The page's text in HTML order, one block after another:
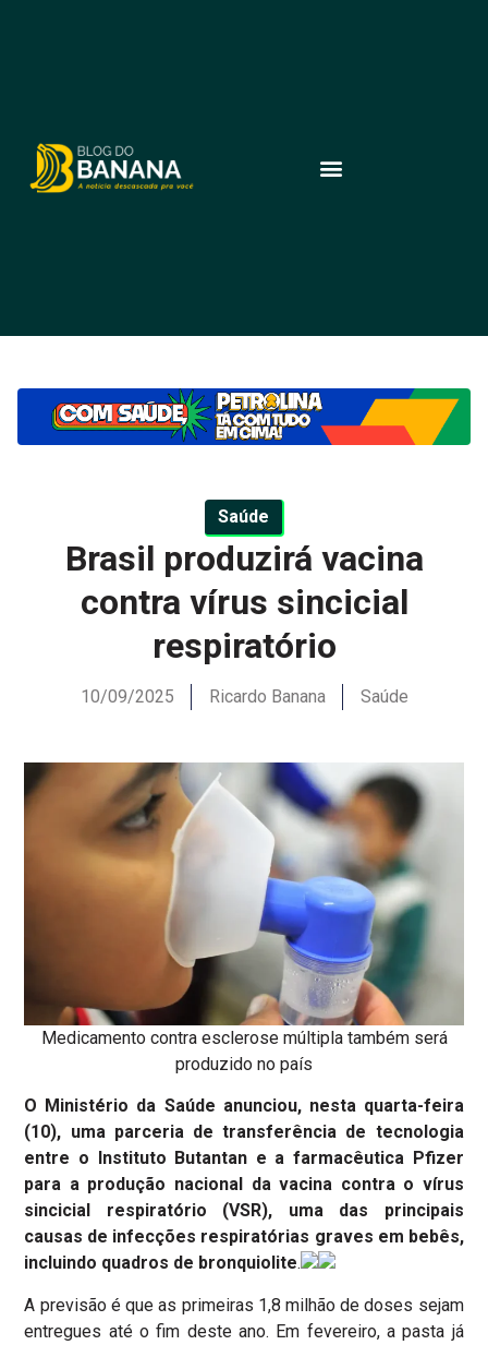
Saúde
Brasil produzirá vacina
contra vírus sincicial
respiratório
10/09/2025 Ricardo Banana Saúde
Medicamento contra esclerose múltipla também será
produzido no país
O Ministério da Saúde anunciou, nesta quarta-feira
(10), uma parceria de transferência de tecnologia
entre o Instituto Butantan e a farmacêutica Pfizer
para a produção nacional da vacina contra o vírus
sincicial respiratório (VSR), uma das principais
causas de infecções respiratórias graves em bebês,
incluindo quadros de bronquiolite.
A previsão é que as primeiras 1,8 milhão de doses sejam
entregues até o fim deste ano. Em fevereiro, a pasta já